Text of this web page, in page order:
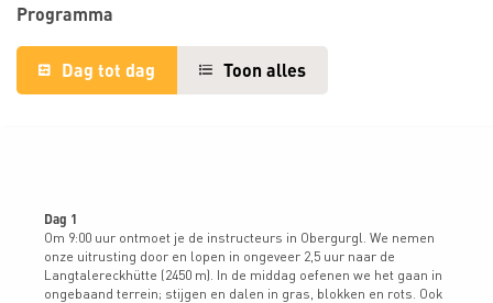
Programma
Dag tot dag Toon alles
Dag 1
Om 9:00 uur ontmoet je de instructeurs in Obergurgl. We nemen
onze uitrusting door en lopen in ongeveer 2,5 uur naar de
Langtalereckhütte (2450 m). In de middag oefenen we het gaan in
ongebaand terrein; stijgen en dalen in gras, blokken en rots. Ook